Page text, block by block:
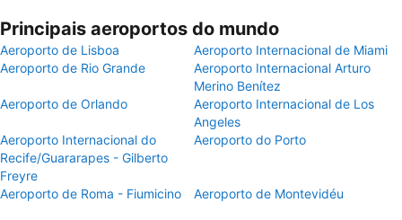
Principais aeroportos do mundo
Aeroporto de Lisboa
Aeroporto Internacional de Miami
Aeroporto de Rio Grande
Aeroporto Internacional Arturo
Merino Benítez
Aeroporto de Orlando
Aeroporto Internacional de Los
Angeles
Aeroporto Internacional do
Recife/Guararapes - Gilberto
Freyre
Aeroporto do Porto
Aeroporto de Roma - Fiumicino Aeroporto de Montevidéu